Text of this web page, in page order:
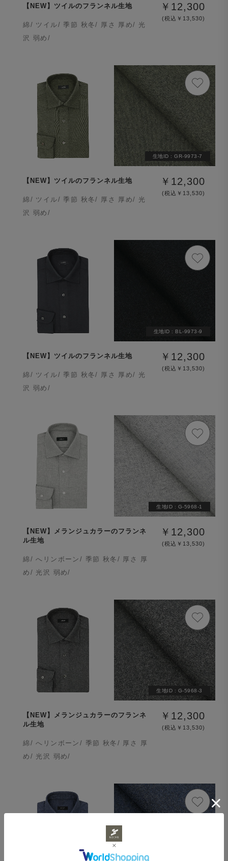
【NEW】ツイルのフランネル生地
綿/ ツイル/ 季節 秋冬/ 厚さ 厚め/ 光
沢 弱め/
￥12,300
(税込￥13,530)
生地ID :GR-9973-7
【NEW】ツイルのフランネル生地
綿/ ツイル/ 季節 秋冬/ 厚さ 厚め/ 光
沢 弱め/
￥12,300
(税込￥13,530)
生地ID : BL-9973-9
【NEW】ツイルのフランネル生地
綿/ ツイル/ 季節 秋冬/ 厚さ 厚め/ 光
沢 弱め/
￥12,300
(税込￥13,530)
生地ID : G-5968-1
【NEW】メランジュカラーのフランネ
ル生地
綿/ へリンボーン/ 季節 秋冬/ 厚さ 厚
め/ 光沢 弱め/
￥12,300
(税込￥13,530)
生地ID : G-5968-3
【NEW】メランジュカラーのフランネ
ル生地
綿/ へリンボーン/ 季節 秋冬/ 厚さ 厚
め/ 光沢 弱め/
￥12,300
(税込￥13,530)